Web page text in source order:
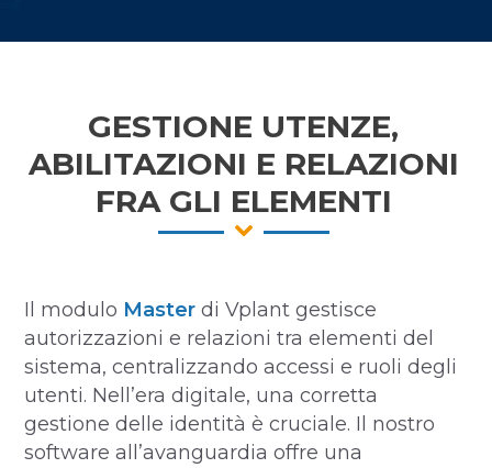
GESTIONE UTENZE,
ABILITAZIONI E RELAZIONI
FRA GLI ELEMENTI
Il modulo Master di Vplant gestisce
autorizzazioni e relazioni tra elementi del
sistema, centralizzando accessi e ruoli degli
utenti. Nell’era digitale, una corretta
gestione delle identità è cruciale. Il nostro
software all’avanguardia offre una